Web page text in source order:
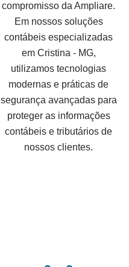
compromisso da Ampliare.
Em nossos soluções
contábeis especializadas
em Cristina - MG,
utilizamos tecnologias
modernas e práticas de
segurança avançadas para
proteger as informações
contábeis e tributários de
nossos clientes.